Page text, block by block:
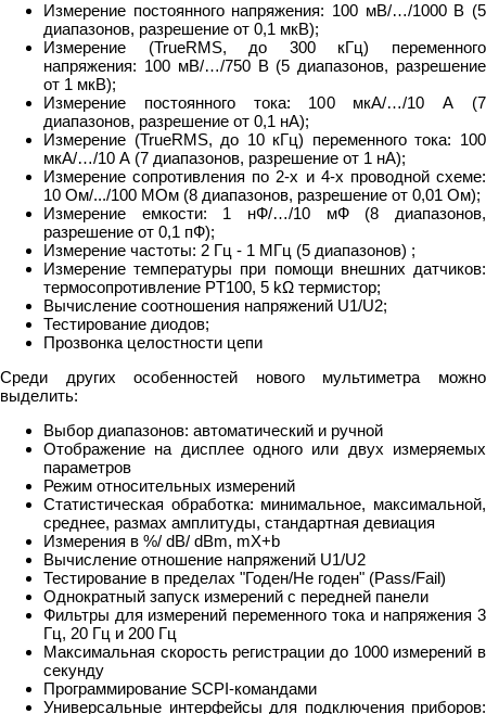
Измерение постоянного напряжения: 100 мВ/…/1000 В (5
диапазонов, разрешение от 0,1 мкВ);
Измерение (TrueRMS, до 300 кГц) переменного
напряжения: 100 мВ/…/750 В (5 диапазонов, разрешение
от 1 мкВ);
Измерение постоянного тока: 100 мкА/…/10 А (7
диапазонов, разрешение от 0,1 нА);
Измерение (TrueRMS, до 10 кГц) переменного тока: 100
мкА/…/10 А (7 диапазонов, разрешение от 1 нА);
Измерение сопротивления по 2-х и 4-х проводной схеме:
10 Ом/.../100 МОм (8 диапазонов, разрешение от 0,01 Ом);
Измерение емкости: 1 нФ/…/10 мФ (8 диапазонов,
разрешение от 0,1 пФ);
Измерение частоты: 2 Гц - 1 МГц (5 диапазонов) ;
Измерение температуры при помощи внешних датчиков:
термосопротивление PT100, 5 kΩ термистор;
Вычисление соотношения напряжений U1/U2;
Тестирование диодов;
Прозвонка целостности цепи
Среди других особенностей нового мультиметра можно
выделить:
Выбор диапазонов: автоматический и ручной
Отображение на дисплее одного или двух измеряемых
параметров
Режим относительных измерений
Статистическая обработка: минимальное, максимальной,
среднее, размах амплитуды, стандартная девиация
Измерения в %/ dB/ dBm, mX+b
Вычисление отношение напряжений U1/U2
Тестирование в пределах "Годен/Не годен" (Pass/Fail)
Однократный запуск измерений с передней панели
Фильтры для измерений переменного тока и напряжения 3
Гц, 20 Гц и 200 Гц
Максимальная скорость регистрации до 1000 измерений в
секунду
Программирование SCPI-командами
Универсальные интерфейсы для подключения приборов: